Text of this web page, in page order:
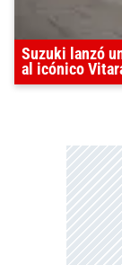
Suzuki lanzó
al icónico